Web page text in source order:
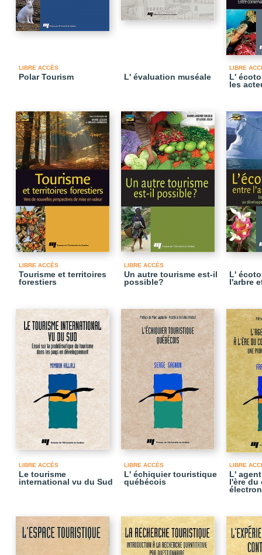
LIBRE ACCÈS
Polar Tourism L' évaluation muséale
LIBRE
L'
les
LIBRE ACCÈS
Tourisme et territoires
forestiers
LIBRE ACCÈS
Un autre tourisme est-il
possible?
L'
l'arbre
LIBRE ACCÈS
Le tourisme
international vu du Sud
LIBRE ACCÈS
L' échiquier touristique
québécois
LIBRE
L'
l'ère du